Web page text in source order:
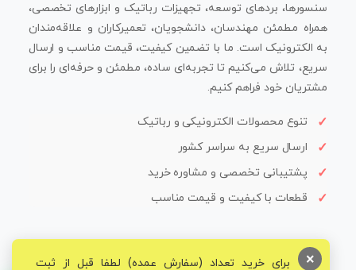
سنسورها، بردهای توسعه، تجهیزات رباتیک و ابزارهای تخصصی،
همراه مطمئن مهندسان، دانشجویان، تعمیرکاران و علاقه‌مندان
به الکترونیک است. ما با تضمین کیفیت، قیمت مناسب و ارسال
سریع، تلاش می‌کنیم تا تجربه‌ای ساده، مطمئن و حرفه‌ای را برای
مشتریان خود فراهم کنیم.
تنوع محصولات الکترونیکی و رباتیک
ارسال سریع به سراسر کشور
پشتیبانی تخصصی و مشاوره خرید
قطعات با کیفیت و قیمت مناسب
برای خرید تعداد (سفارش عمده) لطفا قبل از ثبت ×